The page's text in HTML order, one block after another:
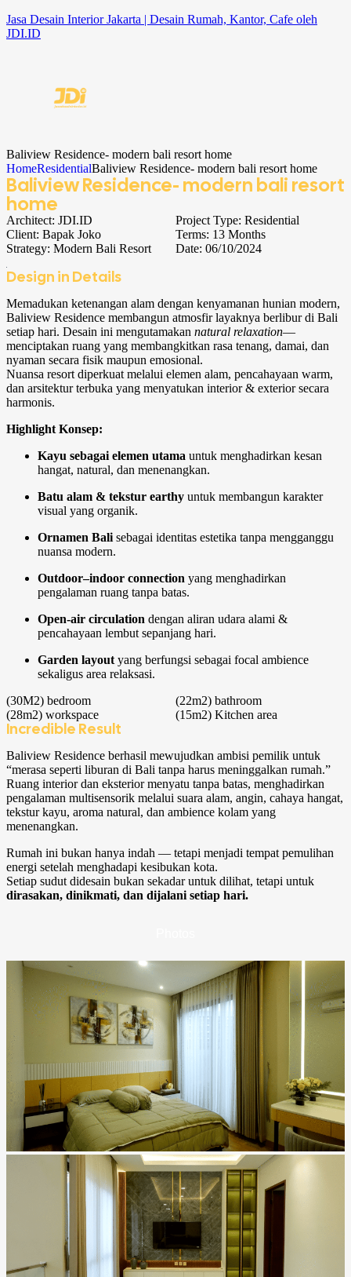
Jasa Desain Interior Jakarta | Desain Rumah, Kantor, Cafe oleh
JDI.ID
Baliview Residence- modern bali resort home
HomeResidentialBaliview Residence- modern bali resort home
Baliview Residence- modern bali resort
home
Architect: JDI.ID Project Type: Residential
Client: Bapak Joko Terms: 13 Months
Strategy: Modern Bali Resort Date: 06/10/2024
Design in Details
Memadukan ketenangan alam dengan kenyamanan hunian modern,
Baliview Residence membangun atmosfir layaknya berlibur di Bali
setiap hari. Desain ini mengutamakan natural relaxation—
menciptakan ruang yang membangkitkan rasa tenang, damai, dan
nyaman secara fisik maupun emosional.
Nuansa resort diperkuat melalui elemen alam, pencahayaan warm,
dan arsitektur terbuka yang menyatukan interior & exterior secara
harmonis.
Highlight Konsep:
Kayu sebagai elemen utama untuk menghadirkan kesan
hangat, natural, dan menenangkan.
Batu alam & tekstur earthy untuk membangun karakter
visual yang organik.
Ornamen Bali sebagai identitas estetika tanpa mengganggu
nuansa modern.
Outdoor–indoor connection yang menghadirkan
pengalaman ruang tanpa batas.
Open-air circulation dengan aliran udara alami &
pencahayaan lembut sepanjang hari.
Garden layout yang berfungsi sebagai focal ambience
sekaligus area relaksasi.
(30M2) bedroom (22m2) bathroom
(28m2) workspace (15m2) Kitchen area
Incredible Result
Baliview Residence berhasil mewujudkan ambisi pemilik untuk
“merasa seperti liburan di Bali tanpa harus meninggalkan rumah.”
Ruang interior dan eksterior menyatu tanpa batas, menghadirkan
pengalaman multisensorik melalui suara alam, angin, cahaya hangat,
tekstur kayu, aroma natural, dan ambience kolam yang
menenangkan.
Rumah ini bukan hanya indah — tetapi menjadi tempat pemulihan
energi setelah menghadapi kesibukan kota.
Setiap sudut didesain bukan sekadar untuk dilihat, tetapi untuk
dirasakan, dinikmati, dan dijalani setiap hari.